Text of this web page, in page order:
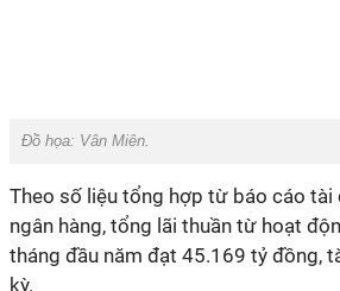
Đồ họa: Vân Miên.
Theo số liệu tổng hợp từ báo cáo tài
ngân hàng, tổng lãi thuần từ hoạt
tháng đầu năm đạt 45.169 tỷ đồng,
kỳ.